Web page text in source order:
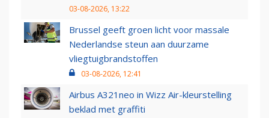
03-08-2026, 13:22
Brussel geeft groen licht voor massale
Nederlandse steun aan duurzame
vliegtuigbrandstoffen
03-08-2026, 12:41
Airbus A321neo in Wizz Air-kleurstelling
beklad met graffiti